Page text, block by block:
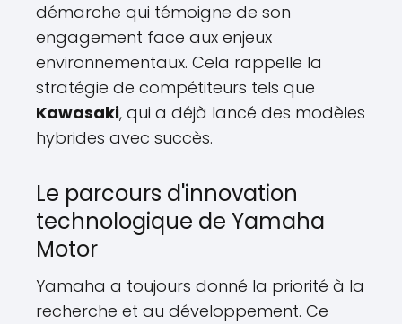
démarche qui témoigne de son
engagement face aux enjeux
environnementaux. Cela rappelle la
stratégie de compétiteurs tels que
Kawasaki, qui a déjà lancé des modèles
hybrides avec succès.
Le parcours d'innovation
technologique de Yamaha
Motor
Yamaha a toujours donné la priorité à la
recherche et au développement. Ce